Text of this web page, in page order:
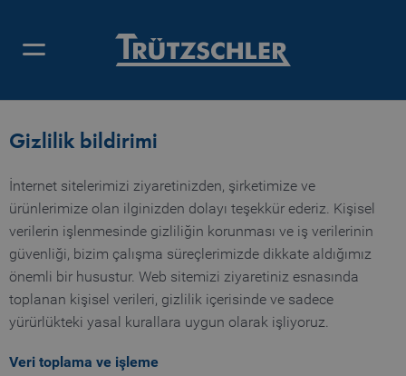
GIZLILIK BILDIRIMI
Gizlilik bildirimi
İnternet sitelerimizi ziyaretinizden, şirketimize ve
ürünlerimize olan ilginizden dolayı teşekkür ederiz. Kişisel
verilerin işlenmesinde gizliliğin korunması ve iş verilerinin
güvenliği, bizim çalışma süreçlerimizde dikkate aldığımız
önemli bir husustur. Web sitemizi ziyaretiniz esnasında
toplanan kişisel verileri, gizlilik içerisinde ve sadece
yürürlükteki yasal kurallara uygun olarak işliyoruz.
Veri toplama ve işleme